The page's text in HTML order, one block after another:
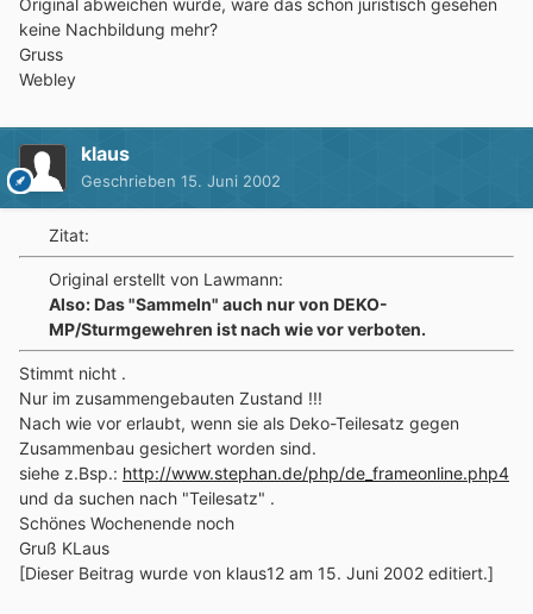
keine Nachbildung mehr?
Gruss
Webley
klaus
Geschrieben 15. Juni 2002
Zitat:
Original erstellt von Lawmann:
Also: Das "Sammeln" auch nur von DEKO-
MP/Sturmgewehren ist nach wie vor verboten.
Stimmt nicht .
Nur im zusammengebauten Zustand !!!
Nach wie vor erlaubt, wenn sie als Deko-Teilesatz gegen
Zusammenbau gesichert worden sind.
siehe z.Bsp.: http://www.stephan.de/php/de_frameonline.php4
und da suchen nach "Teilesatz" .
Schönes Wochenende noch
Gruß KLaus
[Dieser Beitrag wurde von klaus12 am 15. Juni 2002 editiert.]